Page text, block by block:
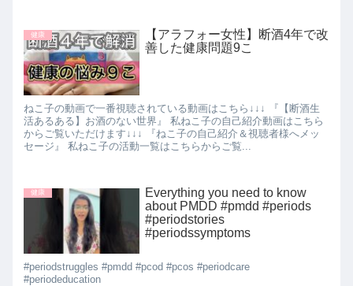
健康
【アラフォー女性】断酒4年で改
善した健康問題9こ
ねこ子の動画で一番視聴されている動画はこちら↓↓↓ 『【断酒生
活あるある】お酒のない世界』 私ねこ子の自己紹介動画はこちら
からご覧いただけます↓↓↓ 『ねこ子の自己紹介＆視聴者様へメッ
セージ』 私ねこ子の活動一覧はこちらからご覧...
健康
Everything you need to know
about PMDD #pmdd #periods
#periodstories
#periodssymptoms
#periodstruggles #pmdd #pcod #pcos #periodcare
#periodeducation